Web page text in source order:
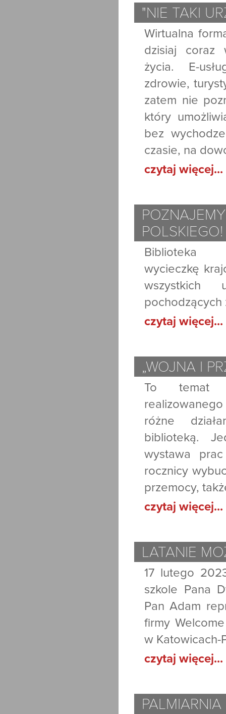
"NIE TAKI
Wirtualna
dzisiaj coraz
życia. E-
zdrowie,
zatem nie
który
bez
czasie, na
czytaj więcej...
POLSKIEGO!
Biblioteka
wycieczkę
wszystkich
pochodzących
czytaj więcej...
„WOJNA I
To temat
różne
biblioteką.
wystawa
rocznicy
przemocy,
czytaj więcej...
LATANIE
17 lutego
szkole Pana
Pan Adam
firmy
w Katowicach-
czytaj więcej...